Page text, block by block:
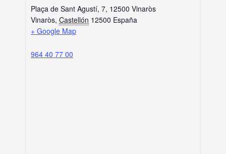
Plaça de Sant Agustí, 7, 12500 Vinaròs
Vinaròs, Castellón 12500 España
+ Google Map
964 40 77 00